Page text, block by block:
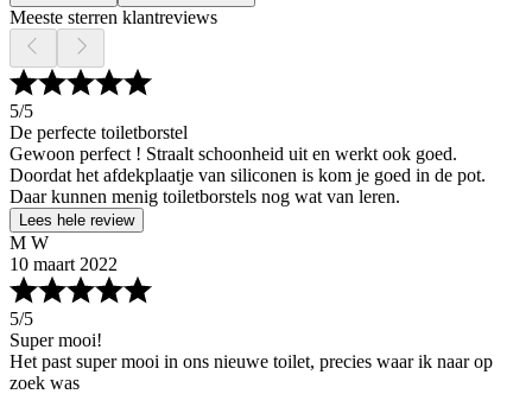
Meeste sterren klantreviews
5/5
De perfecte toiletborstel
Gewoon perfect ! Straalt schoonheid uit en werkt ook goed.
Doordat het afdekplaatje van siliconen is kom je goed in de pot.
Daar kunnen menig toiletborstels nog wat van leren.
Lees hele review
M W
10 maart 2022
5/5
Super mooi!
Het past super mooi in ons nieuwe toilet, precies waar ik naar op
zoek was